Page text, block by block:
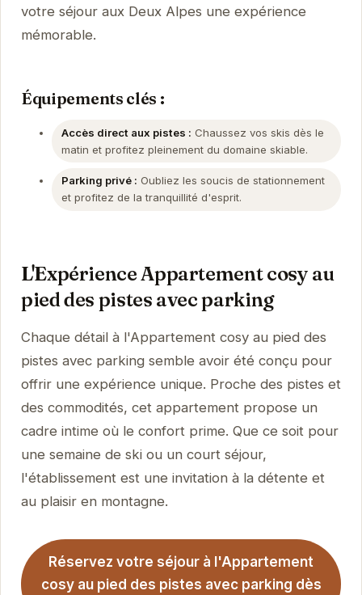
votre séjour aux Deux Alpes une expérience
mémorable.
Équipements clés :
Accès direct aux pistes : Chaussez vos skis dès le
matin et profitez pleinement du domaine skiable.
Parking privé : Oubliez les soucis de stationnement
et profitez de la tranquillité d'esprit.
L'Expérience Appartement cosy au
pied des pistes avec parking
Chaque détail à l'Appartement cosy au pied des
pistes avec parking semble avoir été conçu pour
offrir une expérience unique. Proche des pistes et
des commodités, cet appartement propose un
cadre intime où le confort prime. Que ce soit pour
une semaine de ski ou un court séjour,
l'établissement est une invitation à la détente et
au plaisir en montagne.
Réservez votre séjour à l'Appartement
cosy au pied des pistes avec parking dès